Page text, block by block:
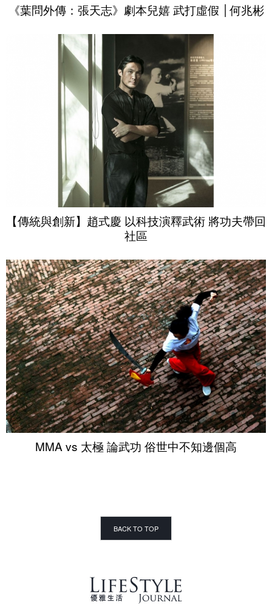
《葉問外傳：張天志》劇本兒嬉 武打虛假 │何兆彬
【傳統與創新】趙式慶 以科技演釋武術 將功夫帶回
社區
MMA vs 太極 論武功 俗世中不知邊個高
BACK TO TOP